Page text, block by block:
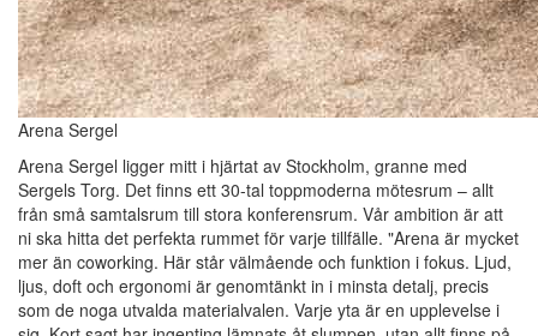
Arena Sergel
Arena Sergel ligger mitt i hjärtat av Stockholm, granne med
Sergels Torg. Det finns ett 30-tal toppmoderna mötesrum – allt
från små samtalsrum till stora konferensrum. Vår ambition är att
ni ska hitta det perfekta rummet för varje tillfälle. "Arena är mycket
mer än coworking. Här står välmående och funktion i fokus. Ljud,
ljus, doft och ergonomi är genomtänkt in i minsta detalj, precis
som de noga utvalda materialvalen. Varje yta är en upplevelse i